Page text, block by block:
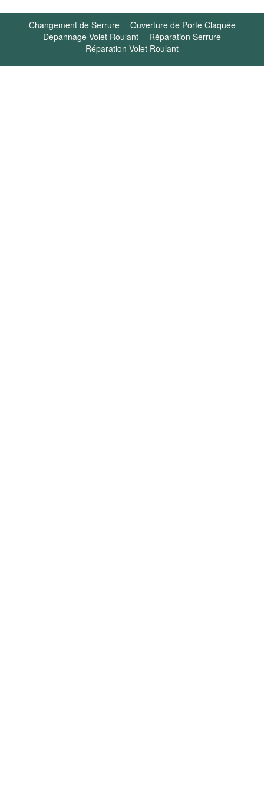
Changement de Serrure
Ouverture de Porte Claquée
Depannage Volet Roulant
Réparation Serrure
Réparation Volet Roulant